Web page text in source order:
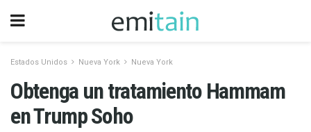
Estados Unidos Nueva York Nueva York
Obtenga un tratamiento Hammam
en Trump Soho